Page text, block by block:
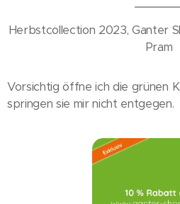
Herbstcollection 2023, Ganter
Pram
Vorsichtig öffne ich die grünen
springen sie mir nicht entgegen.